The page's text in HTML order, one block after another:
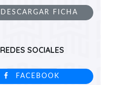
DESCARGAR FICHA
REDES SOCIALES
FACEBOOK